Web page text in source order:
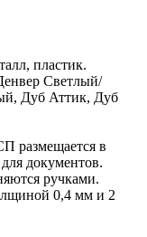
пластик.
Светлый/
Дуб Аттик, Дуб
размещается в
документов.
ручками.
0,4 мм и 2